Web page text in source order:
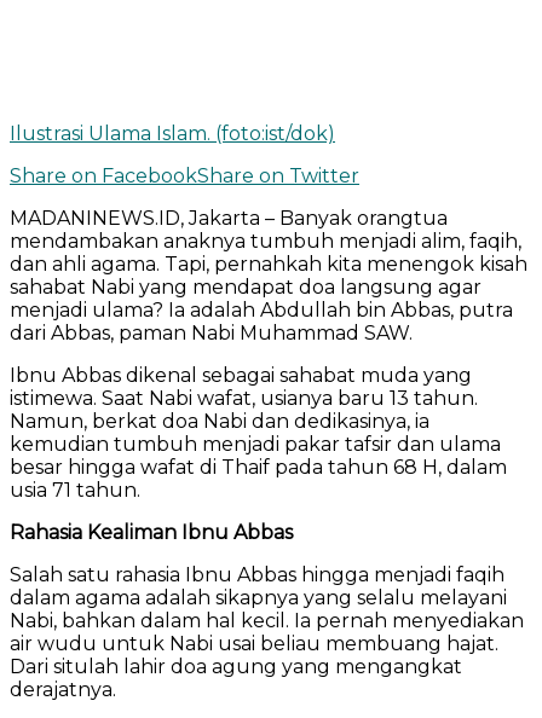
Ilustrasi Ulama Islam. (foto:ist/dok)
Share on FacebookShare on Twitter
MADANINEWS.ID, Jakarta – Banyak orangtua
mendambakan anaknya tumbuh menjadi alim, faqih,
dan ahli agama. Tapi, pernahkah kita menengok kisah
sahabat Nabi yang mendapat doa langsung agar
menjadi ulama? Ia adalah Abdullah bin Abbas, putra
dari Abbas, paman Nabi Muhammad SAW.
Ibnu Abbas dikenal sebagai sahabat muda yang
istimewa. Saat Nabi wafat, usianya baru 13 tahun.
Namun, berkat doa Nabi dan dedikasinya, ia
kemudian tumbuh menjadi pakar tafsir dan ulama
besar hingga wafat di Thaif pada tahun 68 H, dalam
usia 71 tahun.
Rahasia Kealiman Ibnu Abbas
Salah satu rahasia Ibnu Abbas hingga menjadi faqih
dalam agama adalah sikapnya yang selalu melayani
Nabi, bahkan dalam hal kecil. Ia pernah menyediakan
air wudu untuk Nabi usai beliau membuang hajat.
Dari situlah lahir doa agung yang mengangkat
derajatnya.